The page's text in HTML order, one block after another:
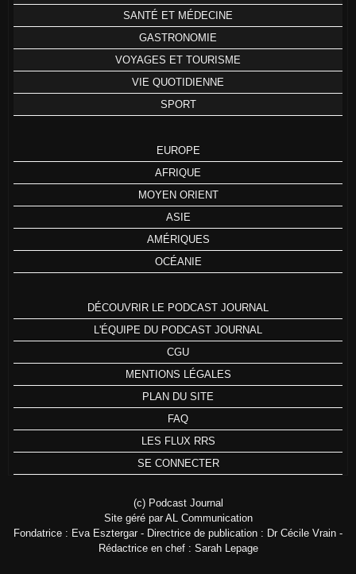
SANTÉ ET MÉDECINE
GASTRONOMIE
VOYAGES ET TOURISME
VIE QUOTIDIENNE
SPORT
EUROPE
AFRIQUE
MOYEN ORIENT
ASIE
AMÉRIQUES
OCÉANIE
DÉCOUVRIR LE PODCAST JOURNAL
L'ÉQUIPE DU PODCAST JOURNAL
CGU
MENTIONS LÉGALES
PLAN DU SITE
FAQ
LES FLUX RRS
SE CONNECTER
(c) Podcast Journal
Site géré par AL Communication
Fondatrice : Eva Esztergar - Directrice de publication : Dr Cécile Vrain -
Rédactrice en chef : Sarah Lepage